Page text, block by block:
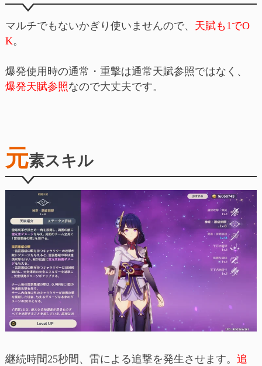
マルチでもないかぎり使いませんので、 天賦も1でO
K。
爆発使用時の通常・重撃は通常天賦参照ではなく、
爆発天賦参照なので大丈夫です。
元素スキル
継続時間25秒間、雷による追撃を発生させます。 追